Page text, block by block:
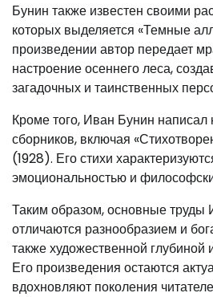
Бунин также известен своими
которых выделяется «Темные
произведении автор передает
настроение осеннего леса,
загадочных и таинственных
Кроме того, Иван Бунин написал
сборников, включая
(1928). Его стихи
эмоциональностью и
Таким образом, основные труды
отличаются разнообразием и
также художественной глубиной
Его произведения остаются
вдохновляют поколения